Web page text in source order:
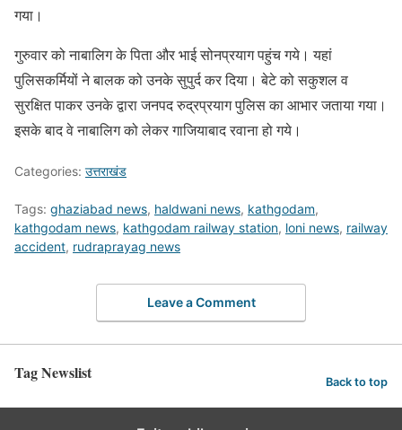
गया।
गुरुवार को नाबालिग के पिता और भाई सोनप्रयाग पहुंच गये। यहां
पुलिसकर्मियों ने बालक को उनके सुपुर्द कर दिया। बेटे को सकुशल व
सुरक्षित पाकर उनके द्वारा जनपद रुद्रप्रयाग पुलिस का आभार जताया गया।
इसके बाद वे नाबालिग को लेकर गाजियाबाद रवाना हो गये।
Categories: उत्तराखंड
Tags: ghaziabad news, haldwani news, kathgodam,
kathgodam news, kathgodam railway station, loni news, railway
accident, rudraprayag news
Leave a Comment
Tag Newslist Back to top